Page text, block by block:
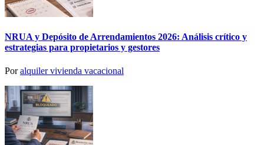
NRUA y Depósito de Arrendamientos 2026: Análisis crítico y
estrategias para propietarios y gestores
Poralquiler vivienda vacacional